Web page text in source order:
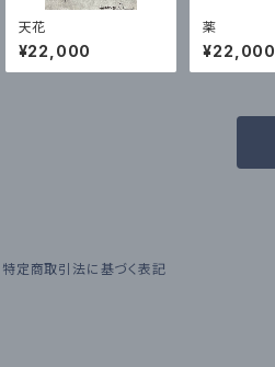
天花
¥22,000
薬
¥22,000
特定商取引法に基づく表記